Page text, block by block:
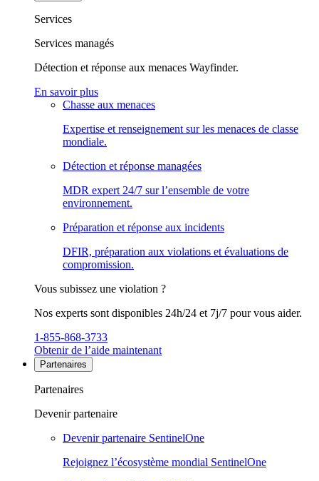
Services
Services managés
Détection et réponse aux menaces Wayfinder.
En savoir plus
Chasse aux menaces
Expertise et renseignement sur les menaces de classe
mondiale.
Détection et réponse managées
MDR expert 24/7 sur l’ensemble de votre
environnement.
Préparation et réponse aux incidents
DFIR, préparation aux violations et évaluations de
compromission.
Vous subissez une violation ?
Nos experts sont disponibles 24h/24 et 7j/7 pour vous aider.
1-855-868-3733
Obtenir de l’aide maintenant
Partenaires
Partenaires
Devenir partenaire
Devenir partenaire SentinelOne
Rejoignez l’écosystème mondial SentinelOne